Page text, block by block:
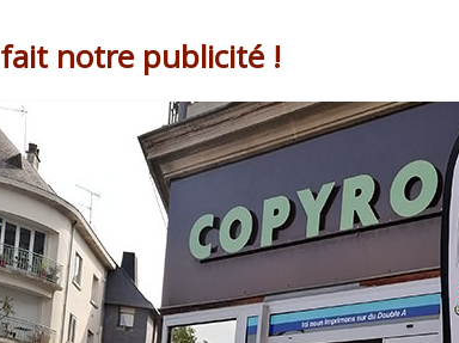
notre publicité !